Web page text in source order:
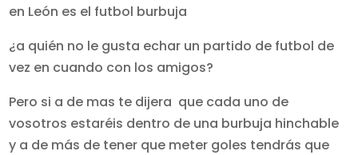
en León es el futbol burbuja
¿a quién no le gusta echar un partido de futbol de
vez en cuando con los amigos?
Pero si a de mas te dijera que cada uno de
vosotros estaréis dentro de una burbuja hinchable
y a de más de tener que meter goles tendrás que